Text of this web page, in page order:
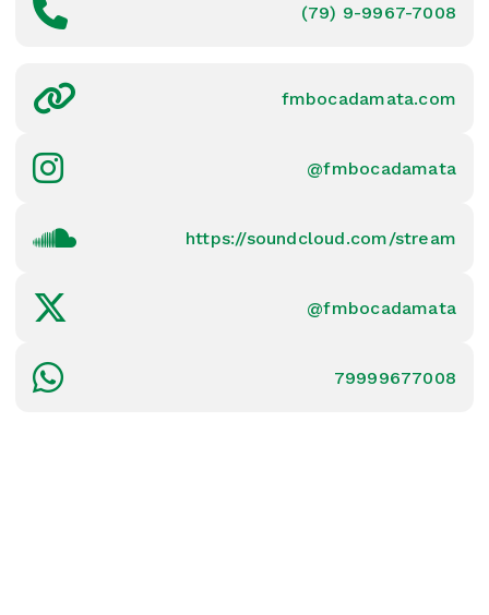
(79) 9-9967-7008
fmbocadamata.com
@fmbocadamata
https://soundcloud.com/stream
@fmbocadamata
79999677008